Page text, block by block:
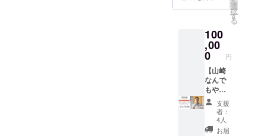
ma-
ntotent
oten.co
m/host
el/nakaj
ima-
koen/
Ten to
Ten
Sappor
Station
アジ
ア・ア
フリカ
での実
績あ
り） 開
催日は
ご希望
に合わ
せて設
定しま
ン！ 含
まれる
飲み放
題ドリ
ンクメ
ニュー
・軽食
（詳細
は確認
くださ
い！追
加料金
で変更
選
択
す
る
100
,00
0 円
【山崎
なんで
もやり
ます
券】 世
界４大
陸にま
支援
者：
4人
お届